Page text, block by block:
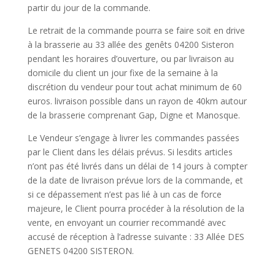
partir du jour de la commande.
Le retrait de la commande pourra se faire soit en drive
à la brasserie au 33 allée des genêts 04200 Sisteron
pendant les horaires d’ouverture, ou par livraison au
domicile du client un jour fixe de la semaine à la
discrétion du vendeur pour tout achat minimum de 60
euros. livraison possible dans un rayon de 40km autour
de la brasserie comprenant Gap, Digne et Manosque.
Le Vendeur s’engage à livrer les commandes passées
par le Client dans les délais prévus. Si lesdits articles
n’ont pas été livrés dans un délai de 14 jours à compter
de la date de livraison prévue lors de la commande, et
si ce dépassement n’est pas lié à un cas de force
majeure, le Client pourra procéder à la résolution de la
vente, en envoyant un courrier recommandé avec
accusé de réception à l’adresse suivante : 33 Allée DES
GENETS 04200 SISTERON.